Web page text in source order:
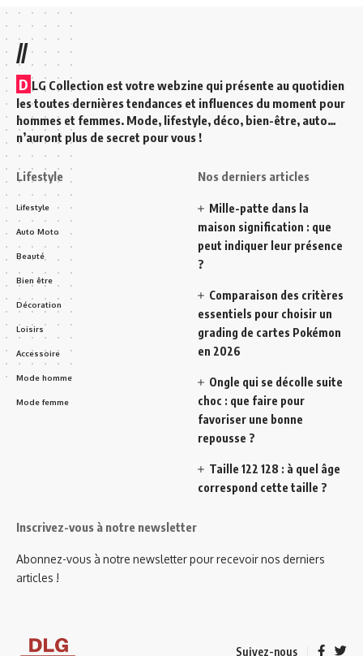
//
D LG Collection est votre webzine qui présente au quotidien
les toutes dernières tendances et influences du moment pour
hommes et femmes. Mode, lifestyle, déco, bien-être, auto…
n’auront plus de secret pour vous !
Lifestyle
Lifestyle
Auto Moto
Beauté
Bien être
Décoration
Loisirs
Accessoire
Mode homme
Mode femme
Nos derniers articles
Mille-patte dans la
maison signification : que
peut indiquer leur présence
?
Comparaison des critères
essentiels pour choisir un
grading de cartes Pokémon
en 2026
Ongle qui se décolle suite
choc : que faire pour
favoriser une bonne
repousse ?
Taille 122 128 : à quel âge
correspond cette taille ?
Inscrivez-vous à notre newsletter
Abonnez-vous à notre newsletter pour recevoir nos derniers
articles !
Suivez-nous